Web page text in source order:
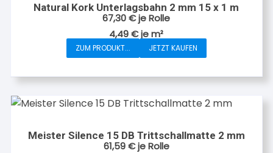
Natural Kork Unterlagsbahn 2 mm 15 x 1 m
67,30€je Rolle
4,49€jem²
ZUM PRODUKT... JETZT KAUFEN
Meister Silence 15 DB Trittschallmatte 2 mm
61,59€je Rolle